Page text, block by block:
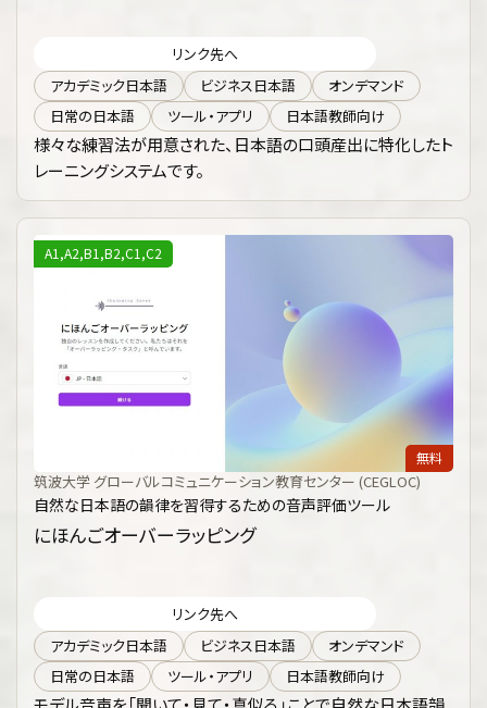
リンク先へ
アカデミック日本語
ビジネス日本語
オンデマンド
日常の日本語
ツール・アプリ 日本語教師向け
様々な練習法が用意された、日本語の口頭産出に特化したト
レーニングシステムです。
A1,A2,B1,B2,C1,C2
無料
筑波大学 グローバルコミュニケーション教育センター (CEGLOC)
自然な日本語の韻律を習得するための音声評価ツール
にほんごオーバーラッピング
リンク先へ
アカデミック日本語
ビジネス日本語
オンデマンド
日常の日本語
ツール・アプリ 日本語教師向け